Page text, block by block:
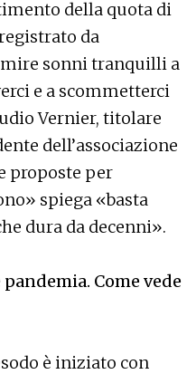
della quota di
da
sonni tranquilli a
e a scommetterci
Vernier, titolare
dell’associazione
proposte per
spiega «basta
dura da decenni».
Come vede
è iniziato con